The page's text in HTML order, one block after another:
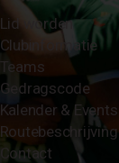
Lid worden
Clubinformatie
Teams
Gedragscode
Kalender & Events
Routebeschrijving
Contact